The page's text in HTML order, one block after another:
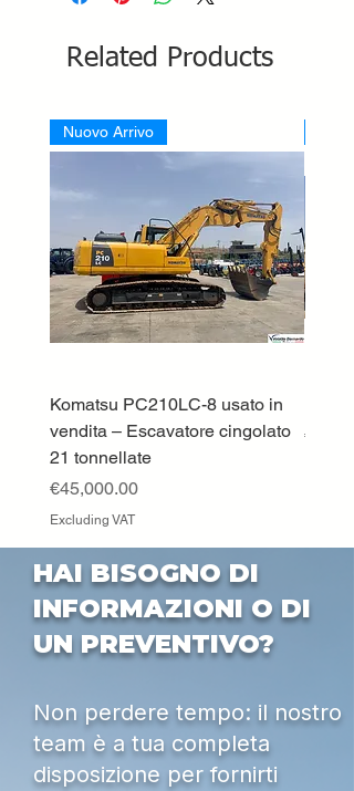
Related Products
Nuovo Arrivo
Komatsu PC210LC-8 usato in
vendita – Escavatore cingolato
21 tonnellate
Price
€45,000.00
Excluding VAT
Price
HAI BISOGNO DI
INFORMAZIONI O DI
UN PREVENTIVO?
Non perdere tempo: il nostro
team è a tua completa
disposizione per fornirti